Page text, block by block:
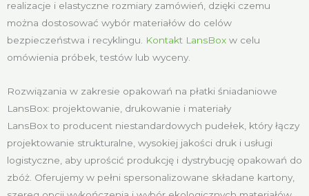
realizacje i elastyczne rozmiary zamówień, dzięki czemu
można dostosować wybór materiałów do celów
bezpieczeństwa i recyklingu.
Kontakt LansBox w celu
omówienia próbek, testów lub wyceny.
Rozwiązania w zakresie opakowań na płatki śniadaniowe
LansBox: projektowanie, drukowanie i materiały
LansBox to producent niestandardowych pudełek, który łączy
projektowanie strukturalne, wysokiej jakości druk i usługi
logistyczne, aby uprościć produkcję i dystrybucję opakowań do
zbóż. Oferujemy w pełni spersonalizowane składane kartony,